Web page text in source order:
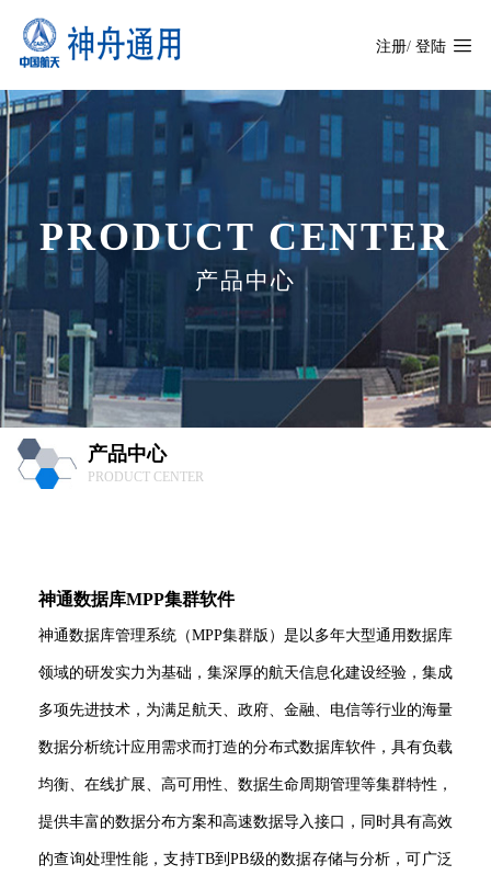
注册/ 登陆
PRODUCT CENTER
产品中心
产品中心
PRODUCT CENTER
神通数据库MPP集群软件
神通数据库管理系统（MPP集群版）是以多年大型通用数据库
领域的研发实力为基础，集深厚的航天信息化建设经验，集成
多项先进技术，为满足航天、政府、金融、电信等行业的海量
数据分析统计应用需求而打造的分布式数据库软件，具有负载
均衡、在线扩展、高可用性、数据生命周期管理等集群特性，
提供丰富的数据分布方案和高速数据导入接口，同时具有高效
的查询处理性能，支持TB到PB级的数据存储与分析，可广泛